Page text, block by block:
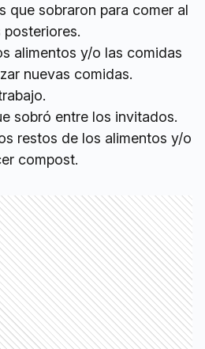
que sobraron para comer al
alimentos y/o las comidas
nuevas comidas.
sobró entre los invitados.
restos de los alimentos y/o
compost.